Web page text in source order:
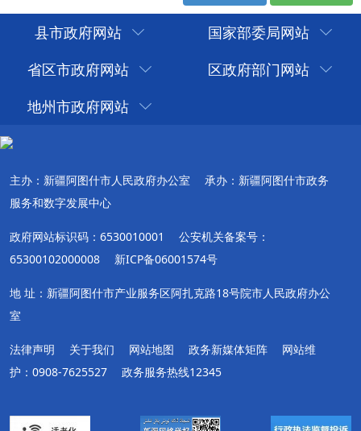
县市政府网站
国家部委局网站
省区市政府网站
区政府部门网站
地州市政府网站
主办：新疆阿图什市人民政府办公室
承办：新疆阿图什市政务
服务和数字发展中心
政府网站标识码：6530010001
公安机关备案号：
65300102000008
新ICP备06001574号
地 址：新疆阿图什市产业服务区阿扎克路18号院市人民政府办公
室
法律声明 关于我们 网站地图 政务新媒体矩阵
网站维
护：0908-7625527
政务服务热线12345